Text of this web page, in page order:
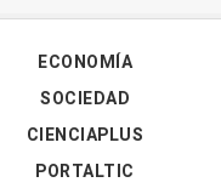
ECONOMÍA
SOCIEDAD
CIENCIAPLUS
PORTALTIC